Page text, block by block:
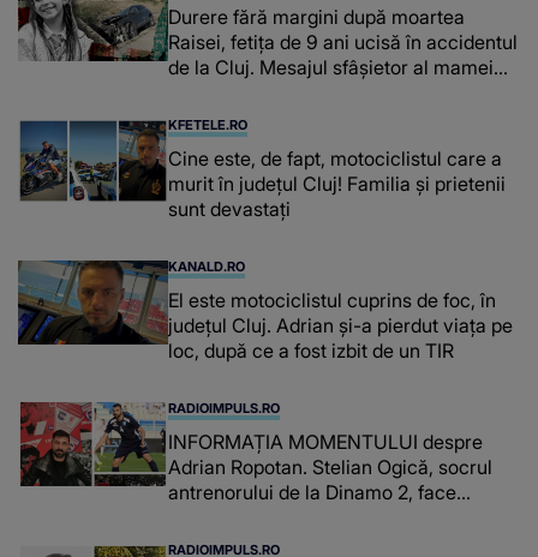
Durere fără margini după moartea
Raisei, fetița de 9 ani ucisă în accidentul
de la Cluj. Mesajul sfâșietor al mamei
KFETELE.RO
Cine este, de fapt, motociclistul care a
murit în județul Cluj! Familia și prietenii
sunt devastați
KANALD.RO
El este motociclistul cuprins de foc, în
județul Cluj. Adrian și-a pierdut viața pe
loc, după ce a fost izbit de un TIR
RADIOIMPULS.RO
INFORMAȚIA MOMENTULUI despre
Adrian Ropotan. Stelian Ogică, socrul
antrenorului de la Dinamo 2, face
resuscitat și..."
RADIOIMPULS.RO